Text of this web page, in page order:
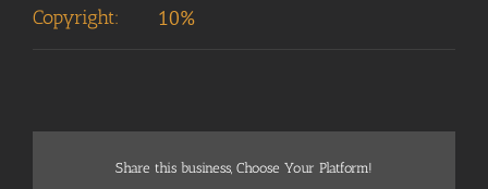
Copyright: 10%
Share this business, Choose Your Platform!